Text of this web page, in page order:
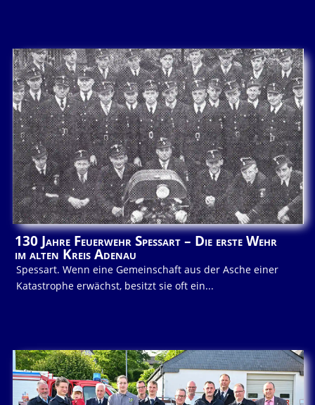
130 Jahre Feuerwehr Spessart – Die erste Wehr
im alten Kreis Adenau
Spessart. Wenn eine Gemeinschaft aus der Asche einer
Katastrophe erwächst, besitzt sie oft ein...